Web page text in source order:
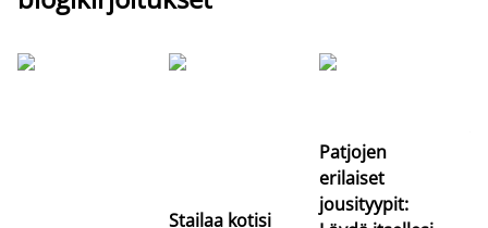
Stailaa kotisi
Patjojen
erilaiset
jousityypit: